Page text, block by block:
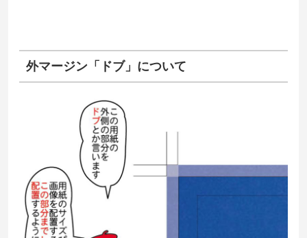
外マージン「ドブ」について